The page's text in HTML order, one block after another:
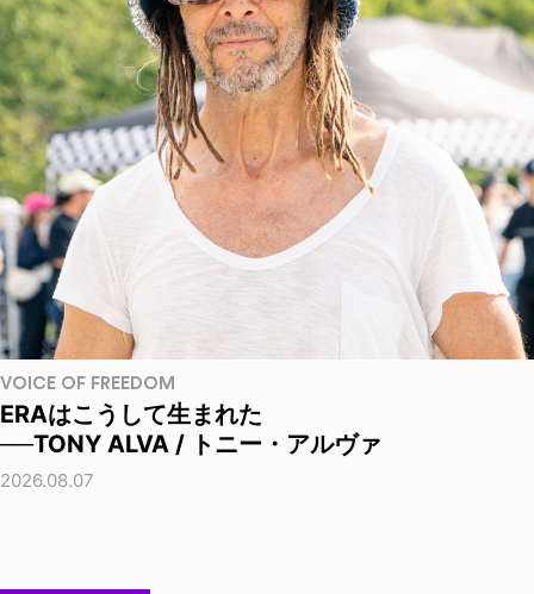
VOICE OF FREEDOM
ERAはこうして生まれた
──TONY ALVA / トニー・アルヴァ
2026.08.07